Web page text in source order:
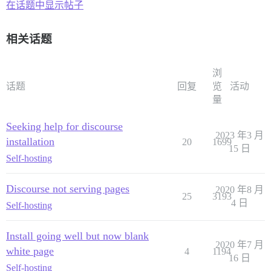
在话题中显示帖子
相关话题
话题 回复
浏
览
量
活动
Seeking help for discourse
installation
Self-hosting
20 1699
2023 年3 月
15 日
Discourse not serving pages
Self-hosting
25 3193
2020 年8 月
4 日
Install going well but now blank
white page
Self-hosting
4 1194
2020 年7 月
16 日